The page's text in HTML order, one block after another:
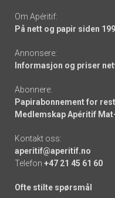
Om Apéritif:
På nett og papir siden
Annonsere:
Informasjon og priser
Abonnere:
Papirabonnement for
Medlemskap Apéritif
Kontakt oss:
aperitif@aperitif.no
Telefon +47 21 45 61 60
Ofte stilte spørsmål